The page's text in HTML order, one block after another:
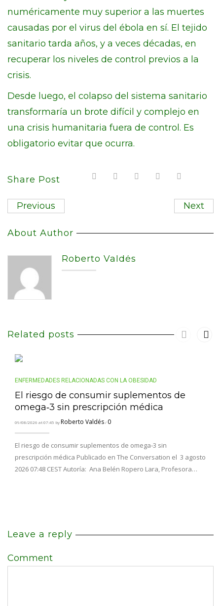
numéricamente muy superior a las muertes
causadas por el virus del ébola en sí. El tejido
sanitario tarda años, y a veces décadas, en
recuperar los niveles de control previos a la
crisis.
Desde luego, el colapso del sistema sanitario
transformaría un brote difícil y complejo en
una crisis humanitaria fuera de control. Es
obligatorio evitar que ocurra.
Share Post
Previous Next
About Author
Roberto Valdés
Related posts
ENFERMEDADES RELACIONADAS CON LA OBESIDAD
El riesgo de consumir suplementos de
omega‑3 sin prescripción médica
09/08/2026 at 07:45 byRoberto Valdés/ 0
El riesgo de consumir suplementos de omega‑3 sin
prescripción médica Publicado en The Conversation el 3 agosto
2026 07:48 CEST Autoría: Ana Belén Ropero Lara, Profesora…
Leave a reply
Comment